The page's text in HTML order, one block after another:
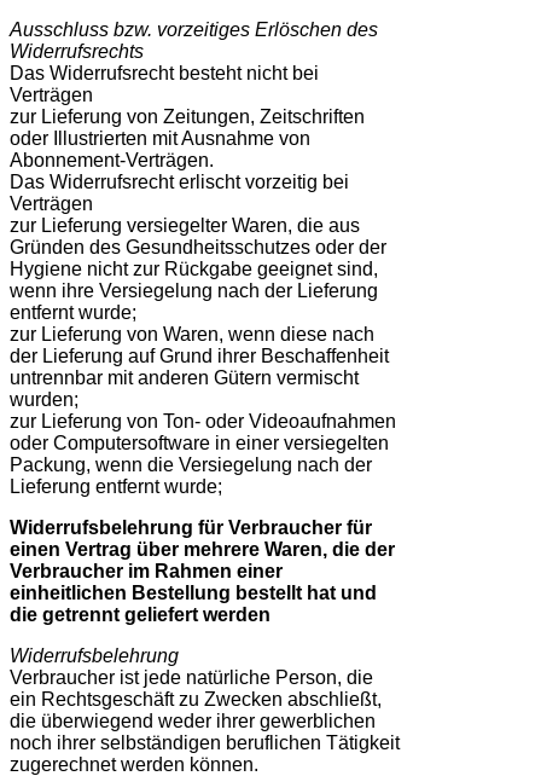
Ausschluss bzw. vorzeitiges Erlöschen des
Widerrufsrechts
Das Widerrufsrecht besteht nicht bei
Verträgen
zur Lieferung von Zeitungen, Zeitschriften
oder Illustrierten mit Ausnahme von
Abonnement-Verträgen.
Das Widerrufsrecht erlischt vorzeitig bei
Verträgen
zur Lieferung versiegelter Waren, die aus
Gründen des Gesundheitsschutzes oder der
Hygiene nicht zur Rückgabe geeignet sind,
wenn ihre Versiegelung nach der Lieferung
entfernt wurde;
zur Lieferung von Waren, wenn diese nach
der Lieferung auf Grund ihrer Beschaffenheit
untrennbar mit anderen Gütern vermischt
wurden;
zur Lieferung von Ton- oder Videoaufnahmen
oder Computersoftware in einer versiegelten
Packung, wenn die Versiegelung nach der
Lieferung entfernt wurde;
Widerrufsbelehrung für Verbraucher für
einen Vertrag über mehrere Waren, die der
Verbraucher im Rahmen einer
einheitlichen Bestellung bestellt hat und
die getrennt geliefert werden
Widerrufsbelehrung
Verbraucher ist jede natürliche Person, die
ein Rechtsgeschäft zu Zwecken abschließt,
die überwiegend weder ihrer gewerblichen
noch ihrer selbständigen beruflichen Tätigkeit
zugerechnet werden können.